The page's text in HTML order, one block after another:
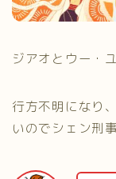
ジアオとウー・
行方不明になり
いのでシェン刑